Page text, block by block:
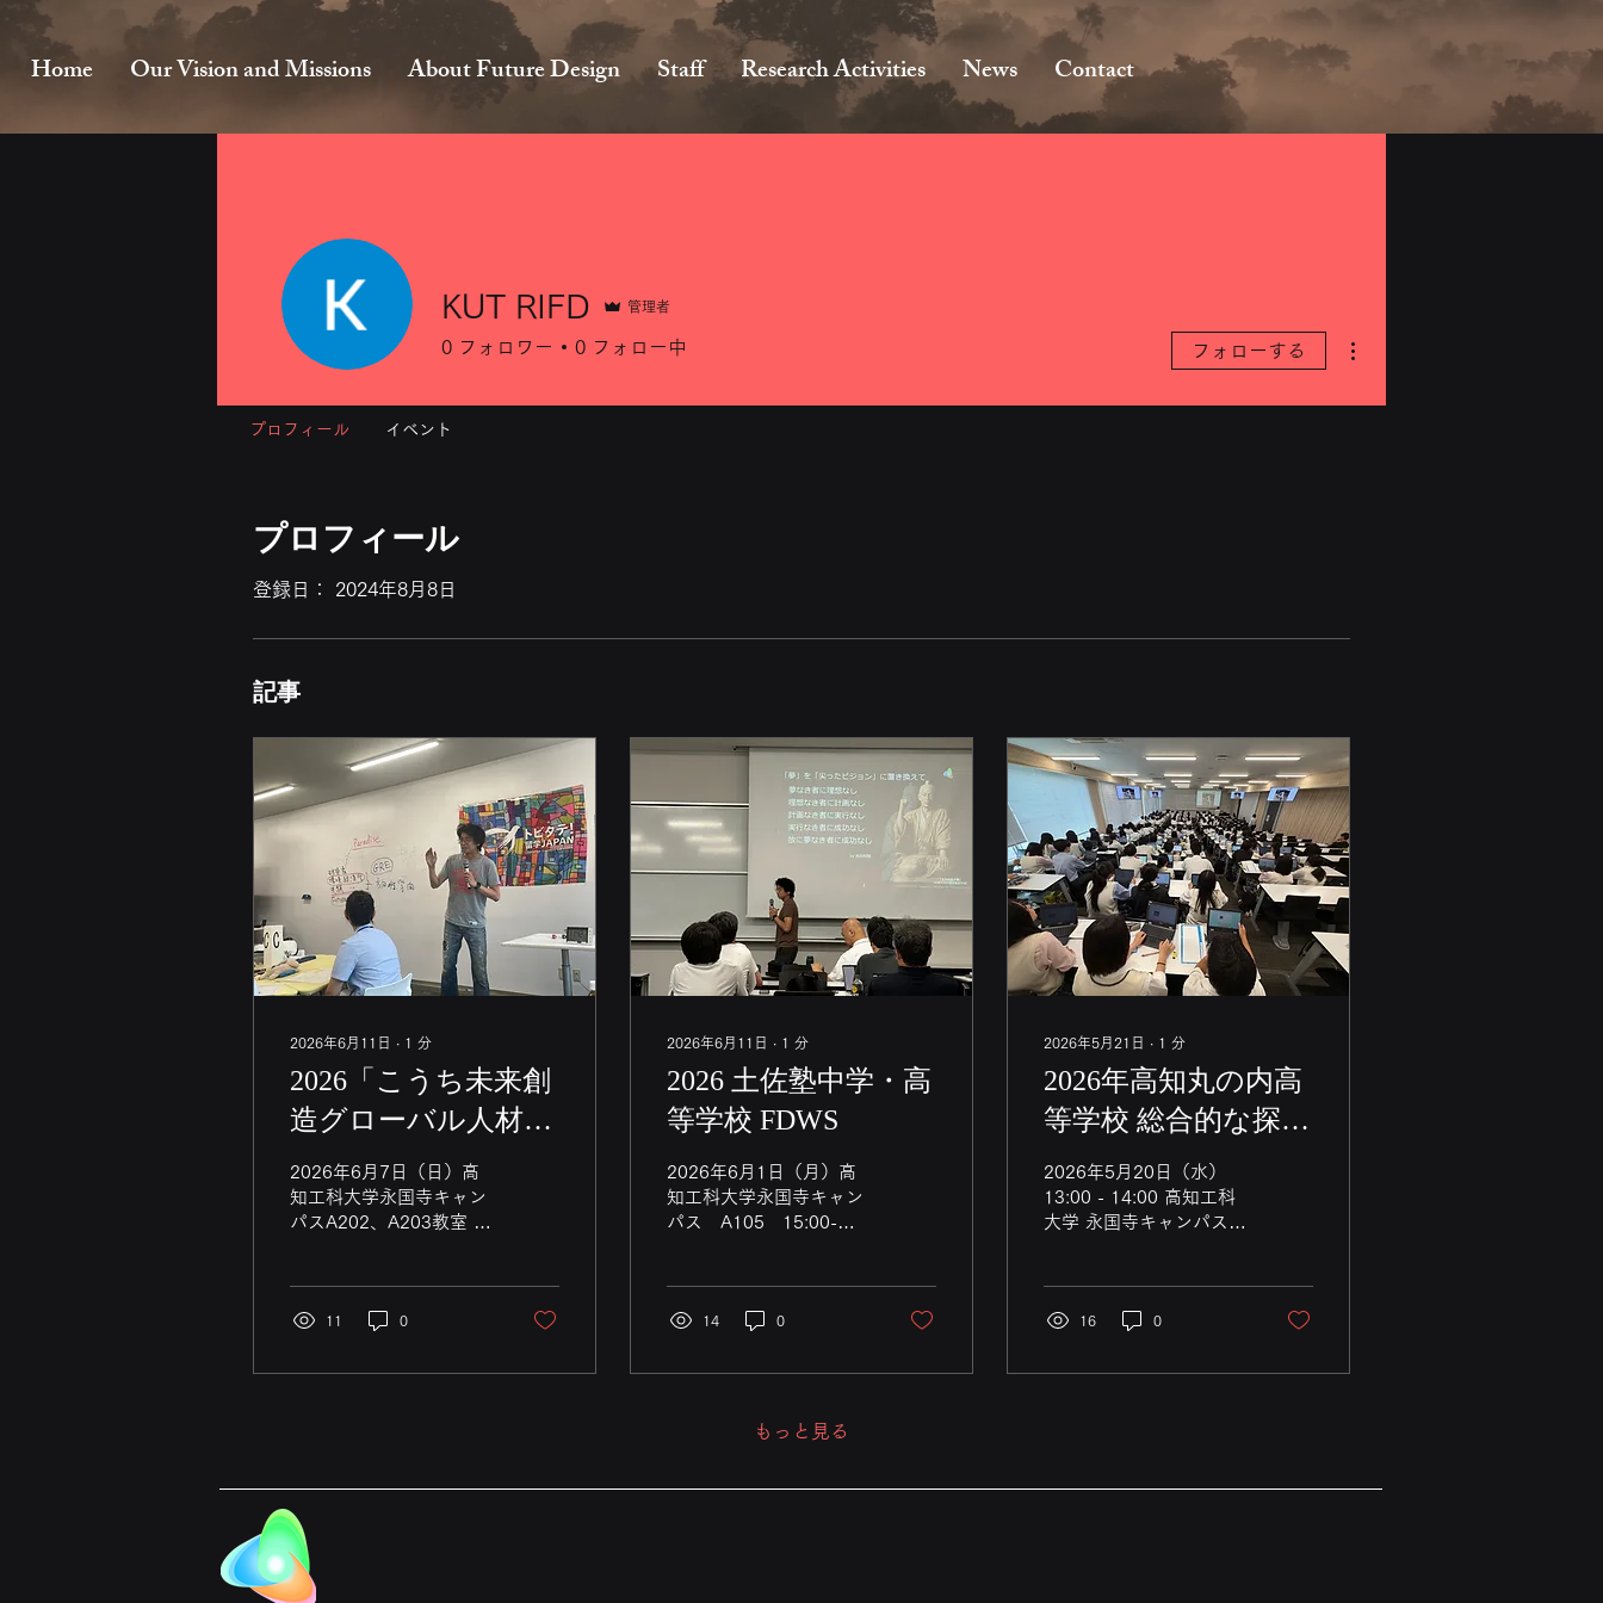
Home Our Vision and Missions About Future Design Staff Research Activities News Contact
プロフィール
登録日： 2024年8月8日
記事
2026年6月11日 ∙ 1 分
2026「こうち未来創
造グローバル人材育
成事業」事前オリエ
ンテーション
2026年6月7日（日）高
知工科大学永国寺キャン
パスA202、A203教室 講
ン講義
11 0
2026年6月11日 ∙ 1 分
2026 土佐塾中学・高
等学校 FDWS
2026年6月1日（月）高
知工科大学永国寺キャン
パス A105 15:00-
月1日（月）15:00～
14 0
2026年5月21日 ∙ 1 分
2026年高知丸の内高
等学校 総合的な探求
の時間 講義 WS Ⅰ
2026年5月20日（水）
13:00 - 14:00 高知工科
大学 永国寺キャンパス
の自分への挑戦状」 講
知県立高知丸の内高等学
16 0
もっと見る
KUT RIFD 管理者
0 フォロワー 0 フォロー中 フォローする
プロフィール イベント